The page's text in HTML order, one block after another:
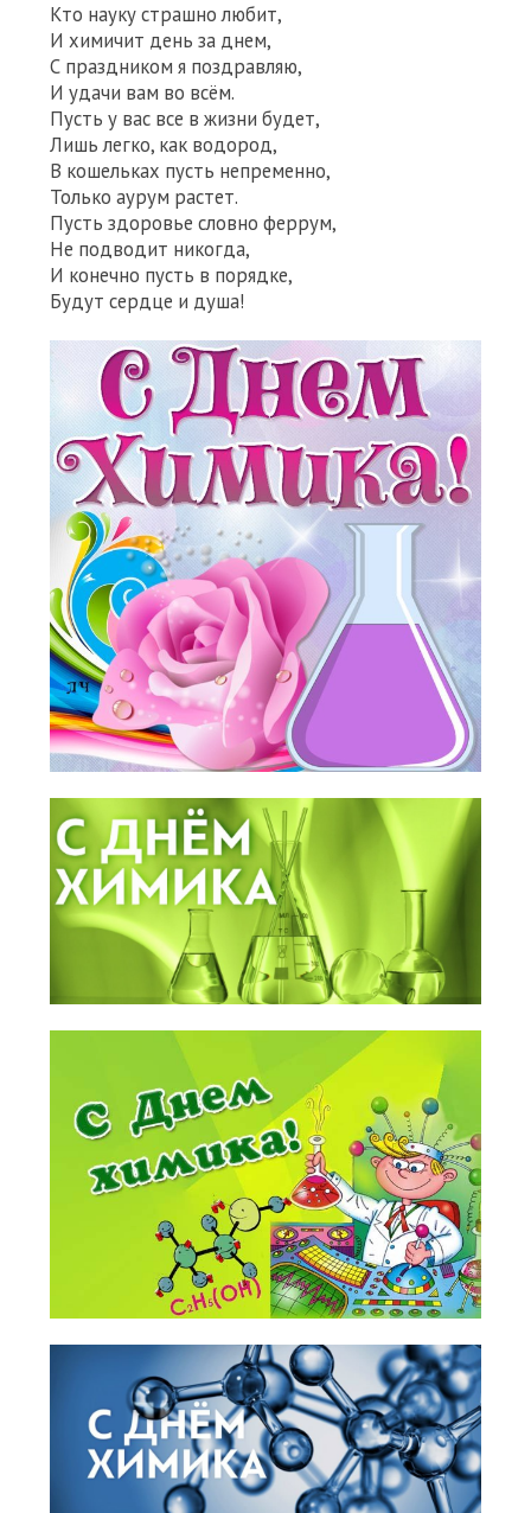
Кто науку страшно любит,
И химичит день за днем,
С праздником я поздравляю,
И удачи вам во всём.
Пусть у вас все в жизни будет,
Лишь легко, как водород,
В кошельках пусть непременно,
Только аурум растет.
Пусть здоровье словно феррум,
Не подводит никогда,
И конечно пусть в порядке,
Будут сердце и душа!